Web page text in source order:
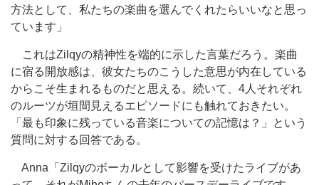
方法として、私たちの楽曲を選んでくれたらいいなと思っ
ています」
これはZilqyの精神性を端的に示した言葉だろう。楽曲
に宿る開放感は、彼女たちのこうした意思が内在している
からこそ生まれるものだと思える。続いて、4人それぞれ
のルーツが垣間見えるエピソードにも触れておきたい。
「最も印象に残っている音楽についての記憶は？」という
質問に対する回答である。
Anna「Zilqyのボーカルとして影響を受けたライブがあ